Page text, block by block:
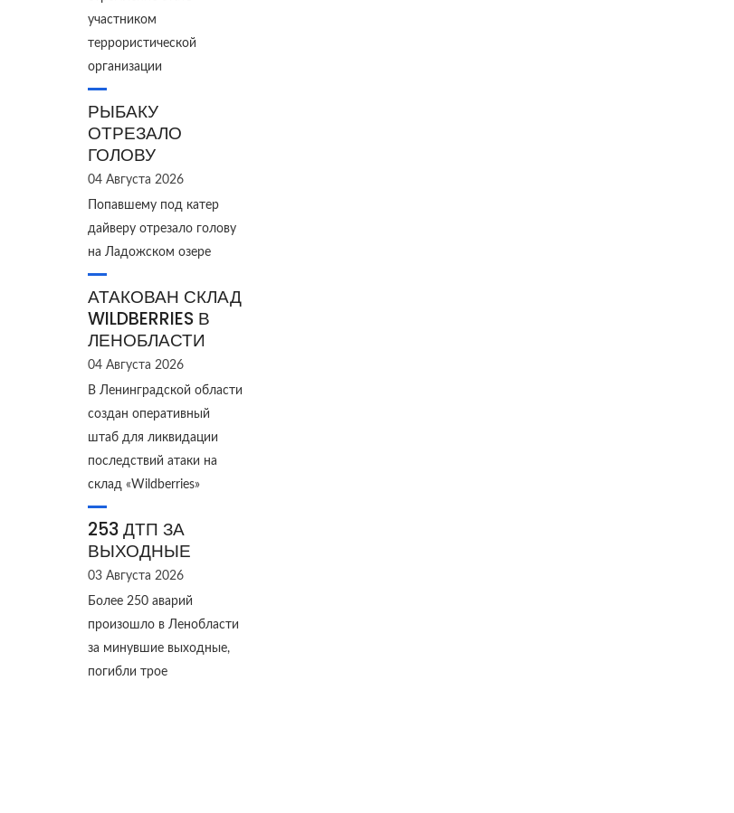
участником
террористической
организации
РЫБАКУ
ОТРЕЗАЛО
ГОЛОВУ
04 Августа 2026
Попавшему под катер
дайверу отрезало голову
на Ладожском озере
АТАКОВАН СКЛАД
WILDBERRIES В
ЛЕНОБЛАСТИ
04 Августа 2026
В Ленинградской области
создан оперативный
штаб для ликвидации
последствий атаки на
склад «Wildberries»
253 ДТП ЗА
ВЫХОДНЫЕ
03 Августа 2026
Более 250 аварий
произошло в Ленобласти
за минувшие выходные,
погибли трое